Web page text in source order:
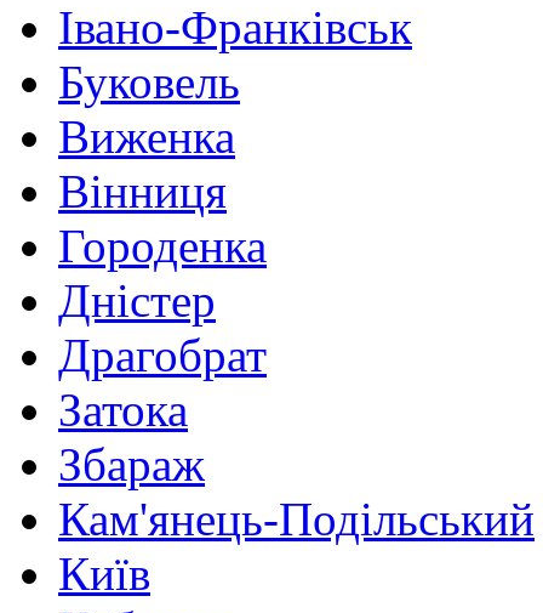
Івано-Франківськ
Буковель
Виженка
Вінниця
Городенка
Дністер
Драгобрат
Затока
Збараж
Кам'янець-Подільський
Київ